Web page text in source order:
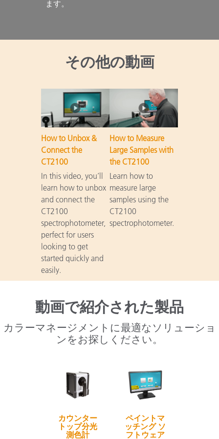
ます。
その他の動画
How to Unbox &
Connect the
CT2100
In this video, you’ll
learn how to unbox
and connect the
CT2100
spectrophotometer,
perfect for users
looking to get
started quickly and
easily.
How to Measure
Large Samples with
the CT2100
Learn how to
measure large
samples using the
CT2100
spectrophotometer.
動画で紹介された製品
カラーマネージメントに最適なソリューショ
ンをお探しください。
カウンター
トップ分光
測色計
ペイントマ
ッチング ソ
フトウェア